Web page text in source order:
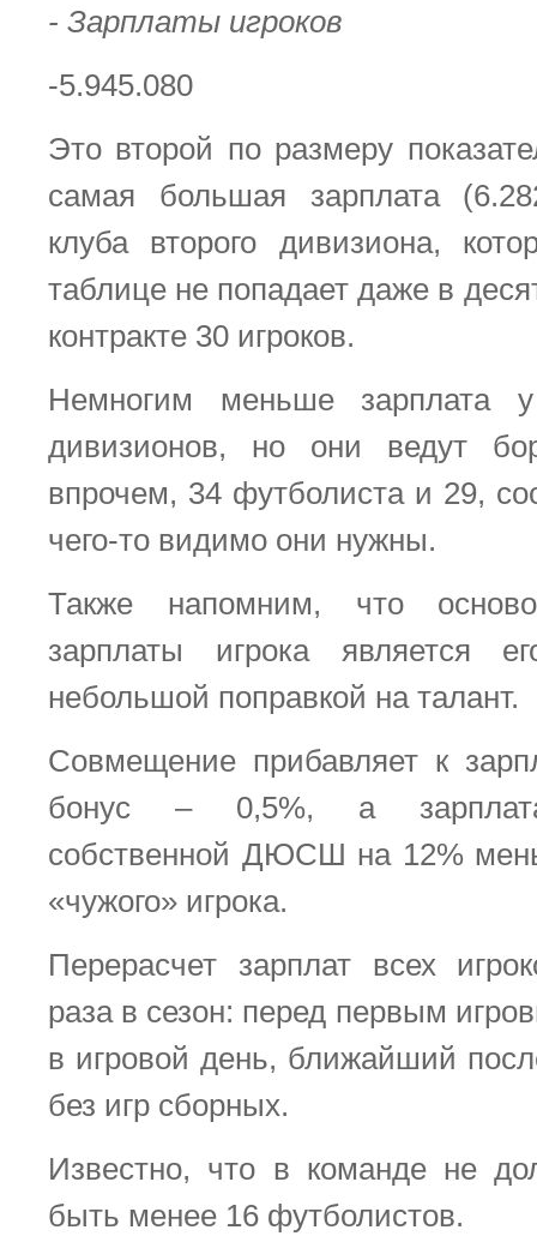
- Зарплаты игроков
-5.945.080
Это второй по размеру
самая большая зарплата
клуба второго дивизиона,
таблице не попадает даже в
контракте 30 игроков.
Немногим меньше
дивизионов, но они ведут
впрочем, 34 футболиста и 29,
чего-то видимо они нужны.
Также напомним, что
зарплаты игрока является
небольшой поправкой на талант.
Совмещение прибавляет к
бонус – 0,5%, а зарплата
собственной ДЮСШ на 12%
«чужого» игрока.
Перерасчет зарплат всех
раза в сезон: перед первым
в игровой день, ближайший
без игр сборных.
Известно, что в команде не
быть менее 16 футболистов.